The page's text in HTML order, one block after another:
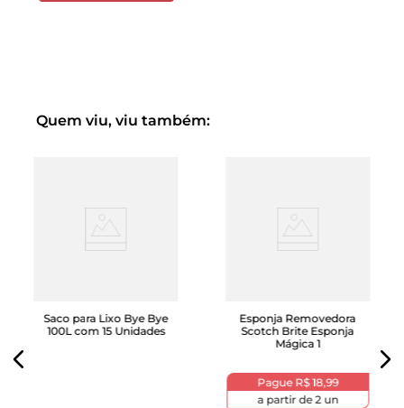
Quem viu, viu também:
Saco para Lixo Bye Bye
100L com 15 Unidades
Esponja Removedora
Scotch Brite Esponja
Mágica 1
Pague R$ 18,99
a partir de2un